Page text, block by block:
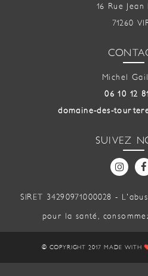
16 Rue Jean
71260
Michel
06 10 12
domaine-des-
SUIVEZ
SIRET 34290971000028 -
pour la santé,
© COPYRIGHT 2017 MADE WITH